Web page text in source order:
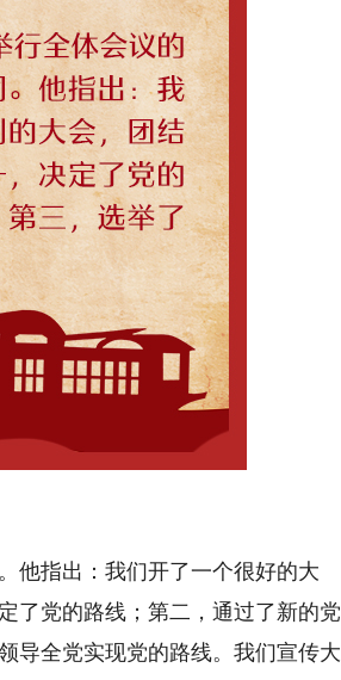
指出：我们开了一个很好的大
了党的路线；第二，通过了新的党
导全党实现党的路线。我们宣传大